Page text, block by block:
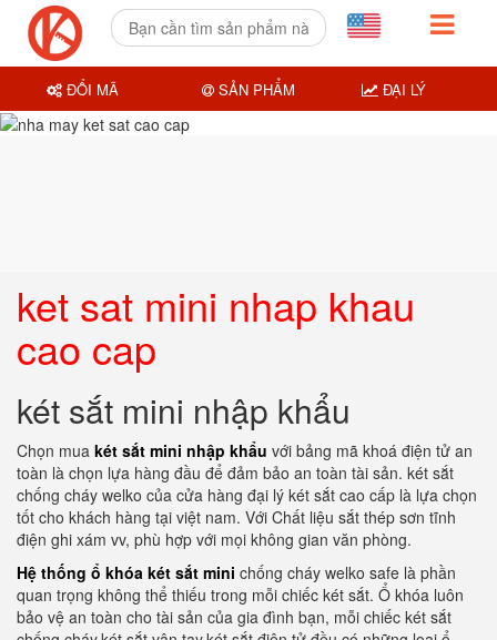
ket sat mini nhap khau
cao cap
két sắt mini nhập khẩu
Chọn mua két sắt mini nhập khẩu với bảng mã khoá điện tử an
toàn là chọn lựa hàng đầu để đảm bảo an toàn tài sản. két sắt
chống cháy welko của cửa hàng đại lý két sắt cao cấp là lựa chọn
tốt cho khách hàng tại việt nam. Với Chất liệu sắt thép sơn tĩnh
điện ghi xám vv, phù hợp với mọi không gian văn phòng.
Hệ thống ổ khóa két sắt mini chống cháy welko safe là phần
quan trọng không thể thiếu trong mỗi chiếc két sắt. Ổ khóa luôn
bảo vệ an toàn cho tài sản của gia đình bạn, mỗi chiếc két sắt
ĐỔI MÃ SẢN PHẨM ĐẠI LÝ